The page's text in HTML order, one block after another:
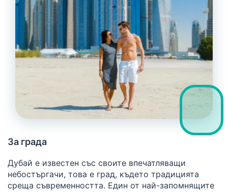
За града
Дубай е известен със своите впечатляващи
небостъргачи, това е град, където традицията
среща съвременността. Един от най-запомнящите